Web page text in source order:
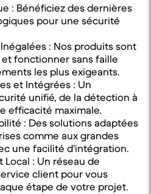
: Bénéficiez des dernières
pour une sécurité
: Nos produits sont
fonctionner sans faille
les plus exigeants.
et Intégrées : Un
unifié, de la détection à
efficacité maximale.
: Des solutions adaptées
comme aux grandes
une facilité d'intégration.
: Un réseau de
client pour vous
étape de votre projet.